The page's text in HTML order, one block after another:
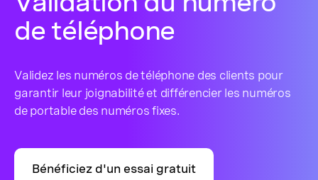
de téléphone
Validez les numéros de téléphone des clients pour
garantir leur joignabilité et différencier les numéros
de portable des numéros fixes.
Bénéficiez d'un essai gratuit